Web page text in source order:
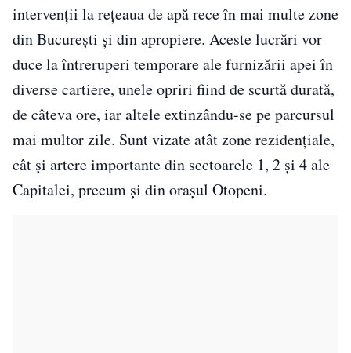
intervenții la rețeaua de apă rece în mai multe zone
din București și din apropiere. Aceste lucrări vor
duce la întreruperi temporare ale furnizării apei în
diverse cartiere, unele opriri fiind de scurtă durată,
de câteva ore, iar altele extinzându-se pe parcursul
mai multor zile. Sunt vizate atât zone rezidențiale,
cât și artere importante din sectoarele 1, 2 și 4 ale
Capitalei, precum și din orașul Otopeni.